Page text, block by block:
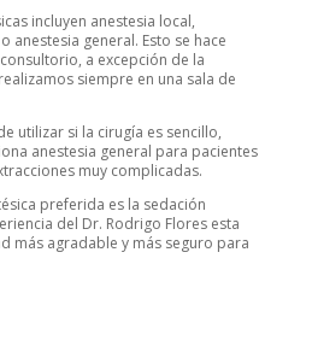
incluyen anestesia local,
anestesia general. Esto se hace
a excepción de la
siempre en una sala de
utilizar si la cirugía es sencillo,
anestesia general para pacientes
muy complicadas.
preferida es la sedación
del Dr. Rodrigo Flores esta
más agradable y más seguro para